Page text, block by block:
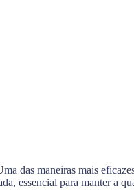
das maneiras mais
essencial para manter a